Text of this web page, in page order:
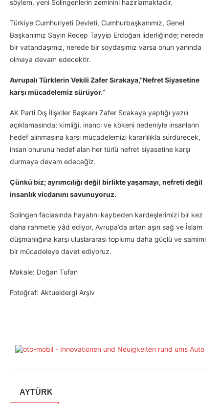
söylem, yeni Solingenlerin zeminini hazırlamaktadır.
Türkiye Cumhuriyeti Devleti, Cumhurbaşkanımız, Genel
Başkanımız Sayın Recep Tayyip Erdoğan liderliğinde; nerede
bir vatandaşımız, nerede bir soydaşımız varsa onun yanında
olmaya devam edecektir.
Avrupalı Türklerin Vekili Zafer Sırakaya,”Nefret Siyasetine
karşı mücadelemiz sürüyor.”
AK Parti Dış İlişkiler Başkanı Zafer Sırakaya yaptığı yazılı
açıklamasında; kimliği, inancı ve kökeni nedeniyle insanların
hedef alınmasına karşı mücadelemizi kararlılıkla sürdürecek,
insan onurunu hedef alan her türlü nefret siyasetine karşı
durmaya devam edeceğiz.
Çünkü biz; ayrımcılığı değil birlikte yaşamayı, nefreti değil
insanlık vicdanını savunuyoruz.
Solingen faciasında hayatını kaybeden kardeşlerimizi bir kez
daha rahmetle yâd ediyor, Avrupa’da artan aşırı sağ ve İslam
düşmanlığına karşı uluslararası toplumu daha güçlü ve samimi
bir mücadeleye davet ediyoruz.
Makale: Doğan Tufan
Fotoğraf: Aktueldergi Arşiv
AYTÜRK